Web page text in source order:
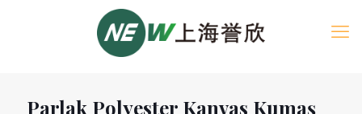
Parlak Polyester Kanvas Kumaş